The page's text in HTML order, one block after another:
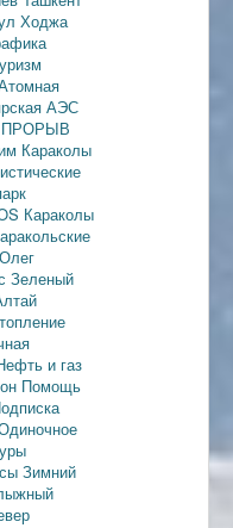
Ходжа
АЭС
ПРОРЫВ
Караколы
Караколы
Олег
Зеленый
и газ
Помощь
Зимний